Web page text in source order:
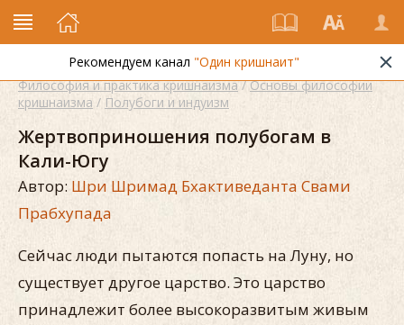
Рекомендуем канал "Один кришнаит"
Философия и практика кришнаизма/Основы философии
кришнаизма / Полубоги и индуизм
Жертвоприношения полубогам в
Кали-Югу
Автор: Шри Шримад Бхактиведанта Свами
Прабхупада
Сейчас люди пытаются попасть на Луну, но
существует другое царство. Это царство
принадлежит более высокоразвитым живым